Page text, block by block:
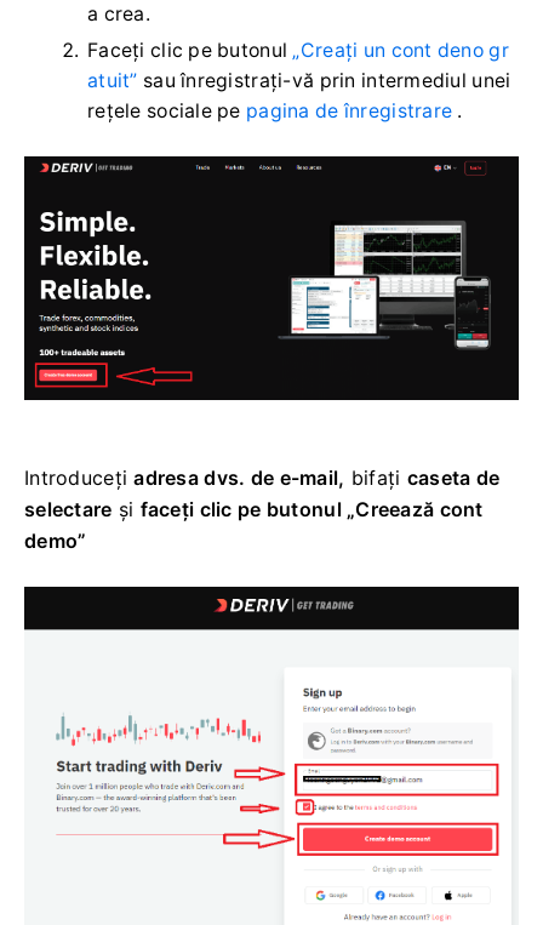
a crea.
Faceți clic pe butonul „Creați un cont deno gr
atuit” sau înregistrați-vă prin intermediul unei
rețele sociale pe pagina de înregistrare .
Introducețiadresa dvs. de e-mail, bifați caseta de
selectare și faceți clic pe butonul „Creează cont
demo”